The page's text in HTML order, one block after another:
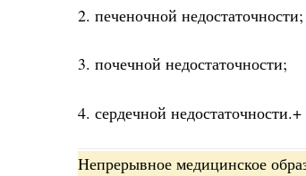
2. печеночной недостаточности;
3. почечной недостаточности;
4. сердечной недостаточности.+
Непрерывное медицинское